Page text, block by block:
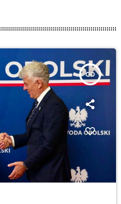
insert_link